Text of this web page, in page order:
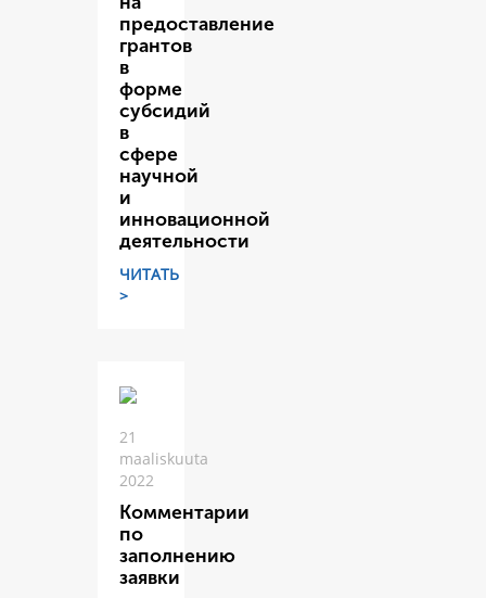
предоставление
грантов
в
форме
субсидий
в
сфере
научной
и
инновационной
деятельности
ЧИТАТЬ
>
21
maaliskuuta
2022
Комментарии
по
заполнению
заявки